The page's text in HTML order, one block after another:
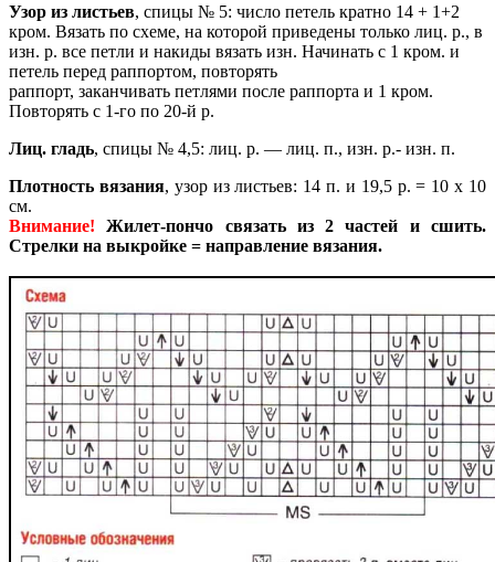
Узор из листьев, спицы № 5: число петель кратно 14 + 1+2
кром. Вязать по схеме, на которой приведены только лиц. р., в
изн. р. все петли и накиды вязать изн. Начинать с 1 кром. и
петель перед раппортом, повторять
раппорт, заканчивать петлями после раппорта и 1 кром.
Повторять с 1-го по 20-й р.
Лиц. гладь, спицы № 4,5: лиц. р. — лиц. п., изн. р.- изн. п.
Плотность вязания, узор из листьев: 14 п. и 19,5 р. = 10 х 10
см.
Внимание!
Жилет-пончо связать из 2 частей и сшить.
Стрелки на выкройке = направление вязания.